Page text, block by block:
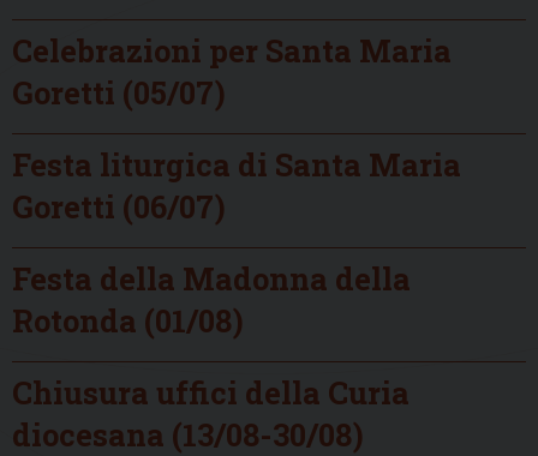
Celebrazioni per Santa Maria
Goretti (05/07)
Festa liturgica di Santa Maria
Goretti (06/07)
Festa della Madonna della
Rotonda (01/08)
Chiusura uffici della Curia
diocesana (13/08-30/08)